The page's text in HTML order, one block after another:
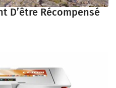
D’être Récompensé